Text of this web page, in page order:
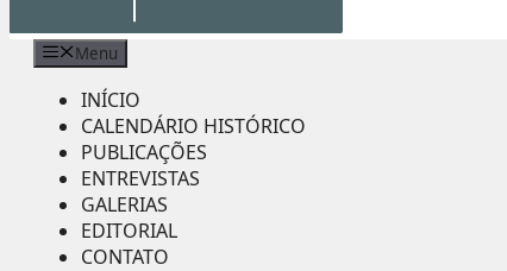
Menu
INÍCIO
CALENDÁRIO HISTÓRICO
PUBLICAÇÕES
ENTREVISTAS
GALERIAS
EDITORIAL
CONTATO